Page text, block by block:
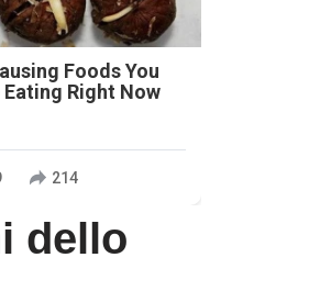
Foods You
Right Now
214
dello